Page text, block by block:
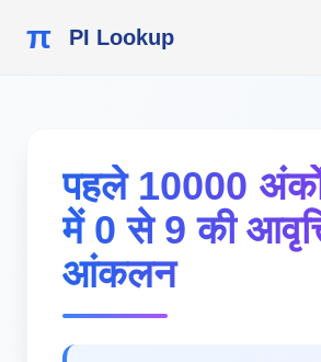
π PI Lookup
पहले 10000
में 0 से 9 की
आंकलन